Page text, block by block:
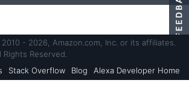
- 2026, Amazon.com, Inc. or its affiliates.
Rights Reserved.
Stack Overflow Blog Alexa Developer Home